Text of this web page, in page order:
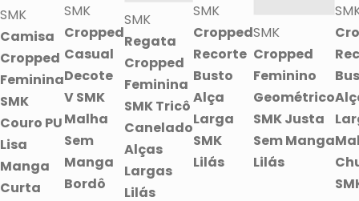
SMK
Camisa
Cropped
Feminina
SMK
Couro PU
Lisa
Manga
Curta
SMK
Cropped
Casual
Decote
V SMK
Malha
Sem
Manga
Bordô
SMK
Regata
Cropped
Feminina
SMK Tricô
Canelado
Alças
Largas
Lilás
SMK
Cropped
Recorte
Busto
Alça
Larga
SMK
Lilás
SMK
Cropped
Feminino
Geométrico
SMK Justa
Sem Manga
Lilás